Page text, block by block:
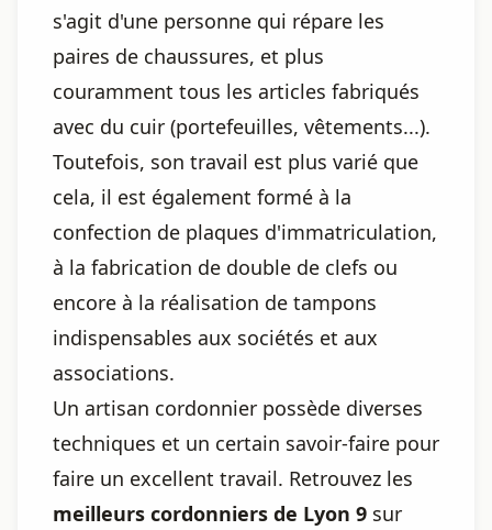
s'agit d'une personne qui répare les
paires de chaussures, et plus
couramment tous les articles fabriqués
avec du cuir (portefeuilles, vêtements...).
Toutefois, son travail est plus varié que
cela, il est également formé à la
confection de plaques d'immatriculation,
à la fabrication de double de clefs ou
encore à la réalisation de tampons
indispensables aux sociétés et aux
associations.
Un artisan cordonnier possède diverses
techniques et un certain savoir-faire pour
faire un excellent travail. Retrouvez les
meilleurs cordonniers de Lyon 9 sur